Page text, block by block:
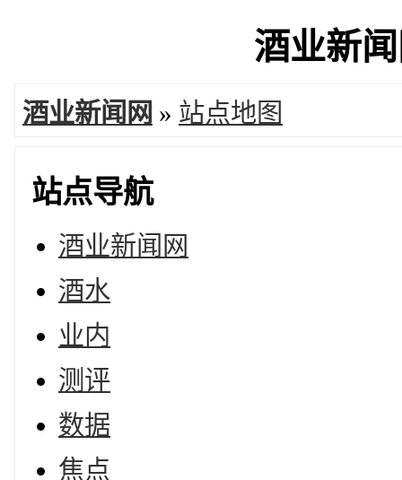
酒业新
酒业新闻网 » 站点地图
站点导航
酒业新闻网
酒水
业内
测评
数据
焦点